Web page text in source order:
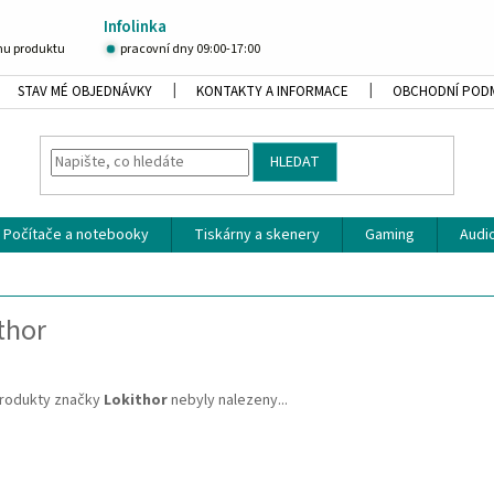
Infolinka
produktu pracovní dny 09:00-17:00
STAV MÉ OBJEDNÁVKY KONTAKTY A INFORMACE OBCHODNÍ
HLEDAT
Počítače a notebooky Tiskárny a skenery Gaming
značky Lokithornebyly nalezeny...